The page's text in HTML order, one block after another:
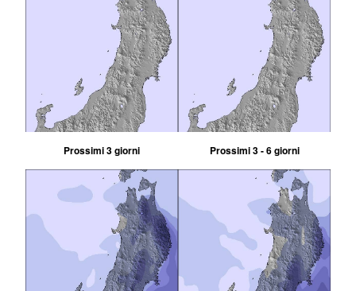
Prossimi 3 giorni Prossimi 3 - 6 giorni